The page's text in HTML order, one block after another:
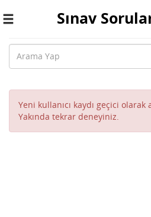
Toggle
Sınav
Yeni kullanıcı kaydı geçici olarak
Yakında tekrar deneyiniz.